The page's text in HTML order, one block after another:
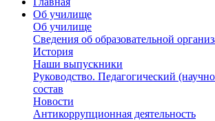
Об училище
Об училище
Сведения об образовательной
История
Наши выпускники
Руководство. Педагогический
состав
Новости
Антикоррупционная деятельность